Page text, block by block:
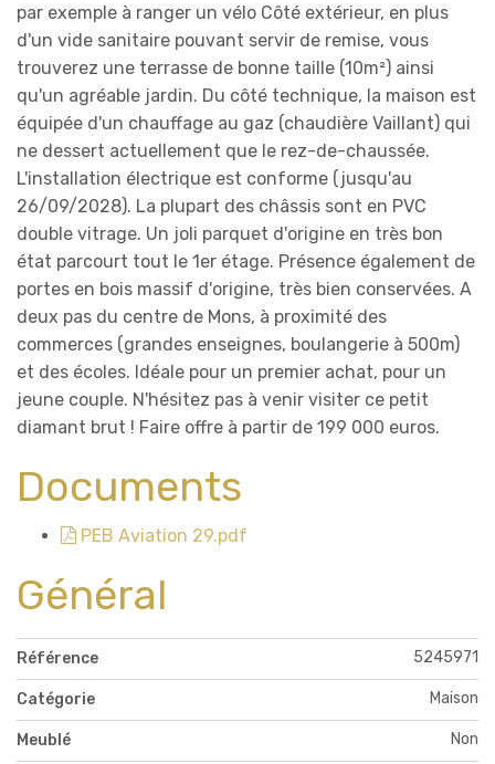
par exemple à ranger un vélo Côté extérieur, en plus
d'un vide sanitaire pouvant servir de remise, vous
trouverez une terrasse de bonne taille (10m²) ainsi
qu'un agréable jardin. Du côté technique, la maison est
équipée d'un chauffage au gaz (chaudière Vaillant) qui
ne dessert actuellement que le rez-de-chaussée.
L'installation électrique est conforme (jusqu'au
26/09/2028). La plupart des châssis sont en PVC
double vitrage. Un joli parquet d'origine en très bon
état parcourt tout le 1er étage. Présence également de
portes en bois massif d'origine, très bien conservées. A
deux pas du centre de Mons, à proximité des
commerces (grandes enseignes, boulangerie à 500m)
et des écoles. Idéale pour un premier achat, pour un
jeune couple. N'hésitez pas à venir visiter ce petit
diamant brut ! Faire offre à partir de 199 000 euros.
Documents
PEB Aviation 29.pdf
Général
Référence 5245971
Catégorie Maison
Meublé Non